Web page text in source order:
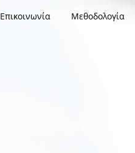
Επικοινωνία Μεθοδολογία